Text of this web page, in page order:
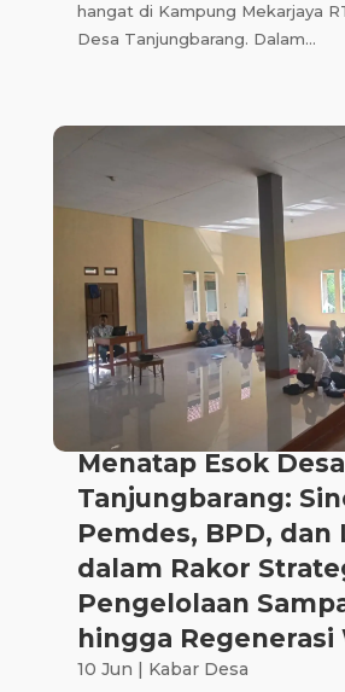
hangat di Kampung Mekarjaya
Desa Tanjungbarang. Dalam...
Menatap Esok Desa
Tanjungbarang:
Pemdes, BPD, dan
dalam Rakor
Pengelolaan
hingga Regenerasi
10 Jun | Kabar Desa